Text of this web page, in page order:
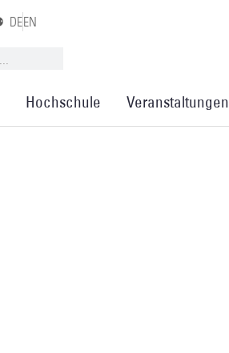
DEEN
Hochschule Veranstaltungen